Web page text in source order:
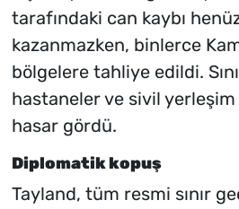
tarafındaki can kaybı
kazanmazken, binlerce
bölgelere tahliye edildi.
hastaneler ve sivil
hasar gördü.
Diplomatik kopuş
Tayland, tüm resmi sınır